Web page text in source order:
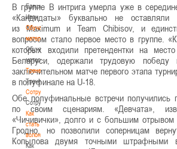
Едешко
Иван
Обучающие
материалы
Обучающие
материалы
Тренерам
Тренерам
Сотрудничество
Сотрудничество
Как
стать
волонтером
Как
В группе В интрига умерла уже в
«Кандидаты» буквально не оставляли
из Maximum и Team Chibisov, и
вопросом стало первое место в группе.
которых входили претендентки на
Беларуси, одержали трудовую победу
заключительном матче первого этапа
в полуфинале на U-18.
Обе полуфинальные встречи получились
по своим сценариям. «Девчата»,
«Чичивички», долго и с большим отрывом
Гродно, но позволили соперницам
Копылова двумя точными штрафными